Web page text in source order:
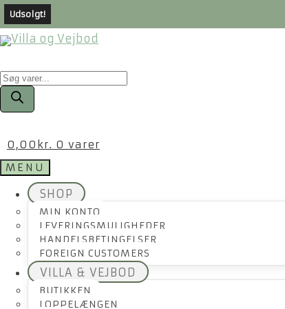
Products
search
0,00 kr. 0 varer
MENU
SHOP
MIN KONTO
LEVERINGSMULIGHEDER
HANDELSBETINGELSER
FOREIGN CUSTOMERS
VILLA & VEJBOD
BUTIKKEN
LOPPELÆNGEN
Udsolgt!